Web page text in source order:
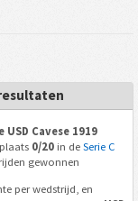
Cavese 1919
0/20in de Serie C
gewonnen
per wedstrijd, en